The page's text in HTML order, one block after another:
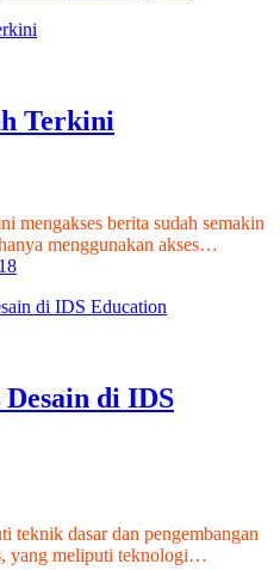
Terkini
mengakses berita sudah semakin
menggunakan akses…
di IDS
teknik dasar dan pengembangan
yang meliputi teknologi…